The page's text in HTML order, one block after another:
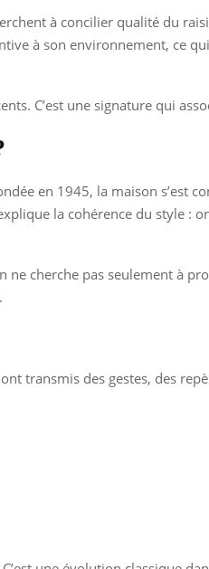
à concilier qualité du
à son environnement, ce
C’est une signature qui
en 1945, la maison s’est
la cohérence du style :
cherche pas seulement à
transmis des gestes, des